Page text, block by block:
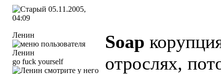
05.11.2005,
04:09
Ленин
go fuck yourself
Soap
отрослях,